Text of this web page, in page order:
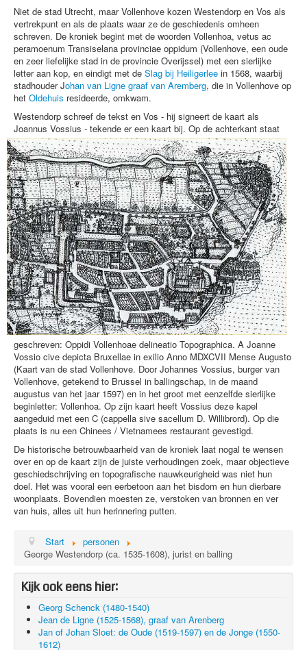
Niet de stad Utrecht, maar Vollenhove kozen Westendorp en Vos als
vertrekpunt en als de plaats waar ze de geschiedenis omheen
schreven. De kroniek begint met de woorden Vollenhoa, vetus ac
peramoenum Transiselana provinciae oppidum (Vollenhove, een oude
en zeer liefelijke stad in de provincie Overijssel) met een sierlijke
letter aan kop, en eindigt met de Slag bij Heiligerlee in 1568, waarbij
stadhouder Johan van Ligne graaf van Aremberg, die in Vollenhove op
het Oldehuis resideerde, omkwam.
Westendorp schreef de tekst en Vos - hij signeert de kaart als
Joannus Vossius - tekende er een kaart bij. Op de achterkant staat
geschreven: Oppidi Vollenhoae delineatio Topographica. A Joanne
Vossio cive depicta Bruxellae in exilio Anno MDXCVII Mense Augusto
(Kaart van de stad Vollenhove. Door Johannes Vossius, burger van
Vollenhove, getekend to Brussel in ballingschap, in de maand
augustus van het jaar 1597) en in het groot met eenzelfde sierlijke
beginletter: Vollenhoa. Op zijn kaart heeft Vossius deze kapel
aangeduid met een C (cappella sive sacellum D. Willibrord). Op die
plaats is nu een Chinees / Vietnamees restaurant gevestigd.
De historische betrouwbaarheid van de kroniek laat nogal te wensen
over en op de kaart zijn de juiste verhoudingen zoek, maar objectieve
geschiedschrijving en topografische nauwkeurigheid was niet hun
doel. Het was vooral een eerbetoon aan het bisdom en hun dierbare
woonplaats. Bovendien moesten ze, verstoken van bronnen en ver
van huis, alles uit hun herinnering putten.
Start
personen
George Westendorp (ca. 1535-1608), jurist en balling
Kijk ook eens hier:
Georg Schenck (1480-1540)
Jean de Ligne (1525-1568), graaf van Arenberg
Jan of Johan Sloet: de Oude (1519-1597) en de Jonge (1550-
1612)